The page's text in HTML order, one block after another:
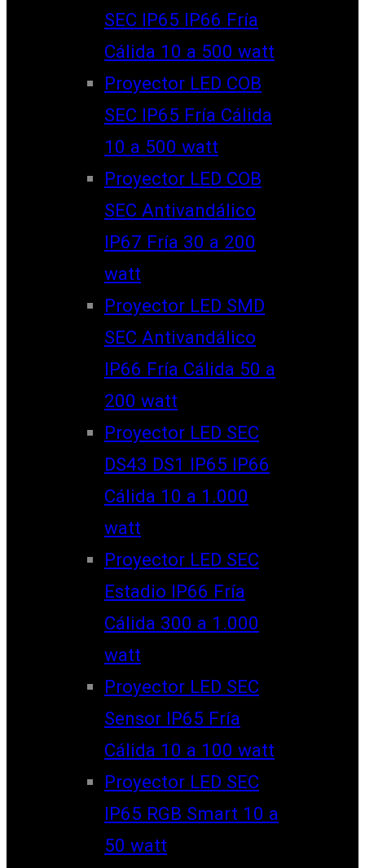
SEC IP65 IP66 Fría
Cálida 10 a 500 watt
Proyector LED COB
SEC IP65 Fría Cálida
10 a 500 watt
Proyector LED COB
SEC Antivandálico
IP67 Fría 30 a 200
watt
Proyector LED SMD
SEC Antivandálico
IP66 Fría Cálida 50 a
200 watt
Proyector LED SEC
DS43 DS1 IP65 IP66
Cálida 10 a 1.000
watt
Proyector LED SEC
Estadio IP66 Fría
Cálida 300 a 1.000
watt
Proyector LED SEC
Sensor IP65 Fría
Cálida 10 a 100 watt
Proyector LED SEC
IP65 RGB Smart 10 a
50 watt